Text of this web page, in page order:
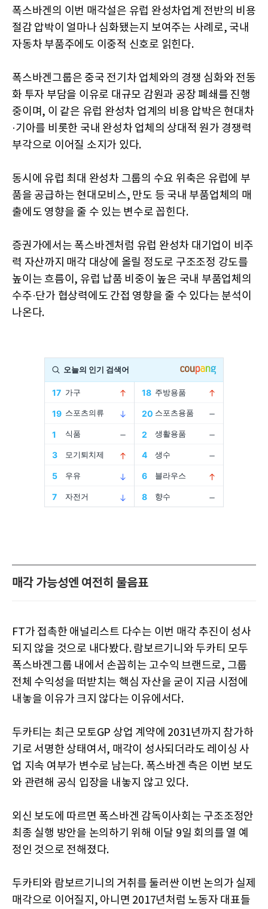
폭스바겐의 이번 매각설은 유럽 완성차업계 전반의 비용
절감 압박이 얼마나 심화됐는지 보여주는 사례로, 국내
자동차 부품주에도 이중적 신호로 읽힌다.
폭스바겐그룹은 중국 전기차 업체와의 경쟁 심화와 전동
화 투자 부담을 이유로 대규모 감원과 공장 폐쇄를 진행
중이며, 이 같은 유럽 완성차 업계의 비용 압박은 현대차
·기아를 비롯한 국내 완성차 업체의 상대적 원가 경쟁력
부각으로 이어질 소지가 있다.
동시에 유럽 최대 완성차 그룹의 수요 위축은 유럽에 부
품을 공급하는 현대모비스, 만도 등 국내 부품업체의 매
출에도 영향을 줄 수 있는 변수로 꼽힌다.
증권가에서는 폭스바겐처럼 유럽 완성차 대기업이 비주
력 자산까지 매각 대상에 올릴 정도로 구조조정 강도를
높이는 흐름이, 유럽 납품 비중이 높은 국내 부품업체의
수주·단가 협상력에도 간접 영향을 줄 수 있다는 분석이
나온다.
매각 가능성엔 여전히 물음표
FT가 접촉한 애널리스트 다수는 이번 매각 추진이 성사
되지 않을 것으로 내다봤다. 람보르기니와 두카티 모두
폭스바겐그룹 내에서 손꼽히는 고수익 브랜드로, 그룹
전체 수익성을 떠받치는 핵심 자산을 굳이 지금 시점에
내놓을 이유가 크지 않다는 이유에서다.
두카티는 최근 모토GP 상업 계약에 2031년까지 참가하
기로 서명한 상태여서, 매각이 성사되더라도 레이싱 사
업 지속 여부가 변수로 남는다. 폭스바겐 측은 이번 보도
와 관련해 공식 입장을 내놓지 않고 있다.
외신 보도에 따르면 폭스바겐 감독이사회는 구조조정안
최종 실행 방안을 논의하기 위해 이달 9일 회의를 열 예
정인 것으로 전해졌다.
두카티와 람보르기니의 거취를 둘러싼 이번 논의가 실제
매각으로 이어질지, 아니면 2017년처럼 노동자 대표들